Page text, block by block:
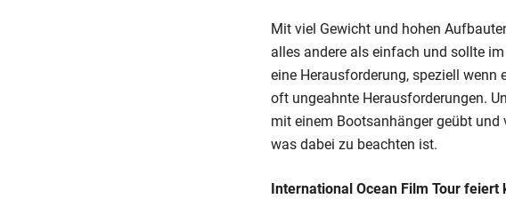
Mit viel Gewicht und hohen
alles andere als einfach und sollte
eine Herausforderung, speziell wenn
oft ungeahnte Herausforderungen.
mit einem Bootsanhänger geübt und
was dabei zu beachten ist.
International Ocean Film Tour feiert